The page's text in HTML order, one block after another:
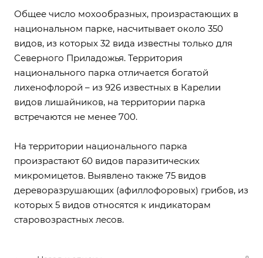
Общее число мохообразных, произрастающих в
национальном парке, насчитывает около 350
видов, из которых 32 вида известны только для
Северного Приладожья. Территория
национального парка отличается богатой
лихенофлорой – из 926 известных в Карелии
видов лишайников, на территории парка
встречаются не менее 700.
На территории национального парка
произрастают 60 видов паразитических
микромицетов. Выявлено также 75 видов
дереворазрушающих (афиллофоровых) грибов, из
которых 5 видов относятся к индикаторам
старовозрастных лесов.